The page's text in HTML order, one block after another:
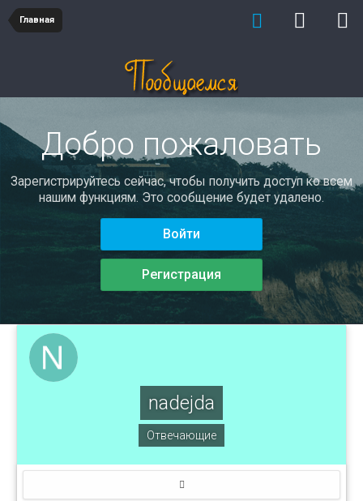
Главная
Добро пожаловать
Зарегистрируйтесь сейчас, чтобы получить доступ ко всем
нашим функциям. Это сообщение будет удалено.
Войти
Регистрация
nadejda
Отвечающие